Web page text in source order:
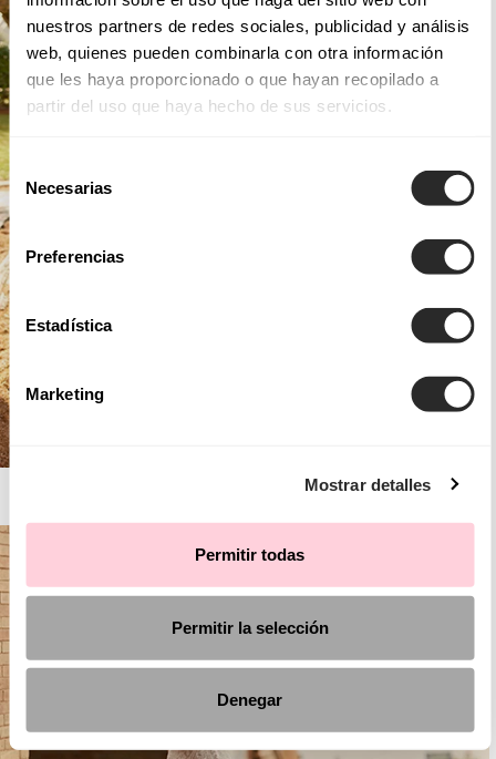
nuestros partners de redes sociales, publicidad y análisis
web, quienes pueden combinarla con otra información
que les haya proporcionado o que hayan recopilado a
partir del uso que haya hecho de sus servicios.
Selección
de
consentimiento
Necesarias
Preferencias
Estadística
Marketing
Mostrar detalles
Permitir todas
Permitir la selección
Denegar